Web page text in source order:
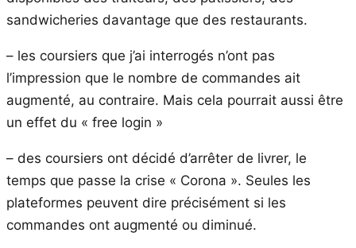
sandwicheries davantage que des restaurants.
– les coursiers que j’ai interrogés n’ont pas
l’impression que le nombre de commandes ait
augmenté, au contraire. Mais cela pourrait aussi être
un effet du « free login »
– des coursiers ont décidé d’arrêter de livrer, le
temps que passe la crise « Corona ». Seules les
plateformes peuvent dire précisément si les
commandes ont augmenté ou diminué.